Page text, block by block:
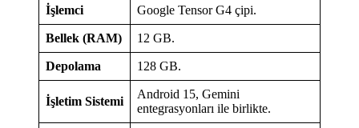
İşlemci Google Tensor G4 çipi.
Bellek (RAM) 12 GB.
Depolama 128 GB.
İşletim Sistemi
Android 15, Gemini
entegrasyonları ile birlikte.